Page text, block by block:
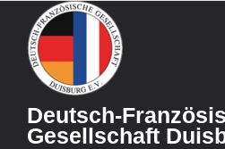
content
Deutsch-
Gesellschaft